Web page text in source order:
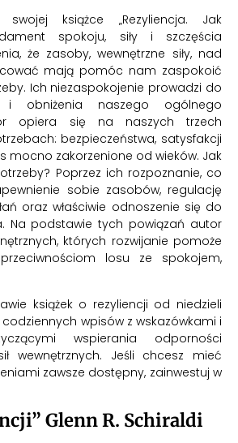
książce „Rezyliencja. Jak
spokoju, siły i szczęścia
że zasoby, wewnętrzne siły, nad
mają pomóc nam zaspokoić
Ich niezaspokojenie prowadzi do
i obniżenia naszego ogólnego
opiera się na naszych trzech
bezpieczeństwa, satysfakcji
mocno zakorzenione od wieków. Jak
Poprzez ich rozpoznanie, co
sobie zasobów, regulację
oraz właściwie odnoszenie się do
Na podstawie tych powiązań autor
których rozwijanie pomoże
losu ze spokojem,
książek o rezyliencji od niedzieli
wpisów z wskazówkami i
wspierania odporności
wewnętrznych. Jeśli chcesz mieć
zawsze dostępny, zainwestuj w
Glenn R. Schiraldi